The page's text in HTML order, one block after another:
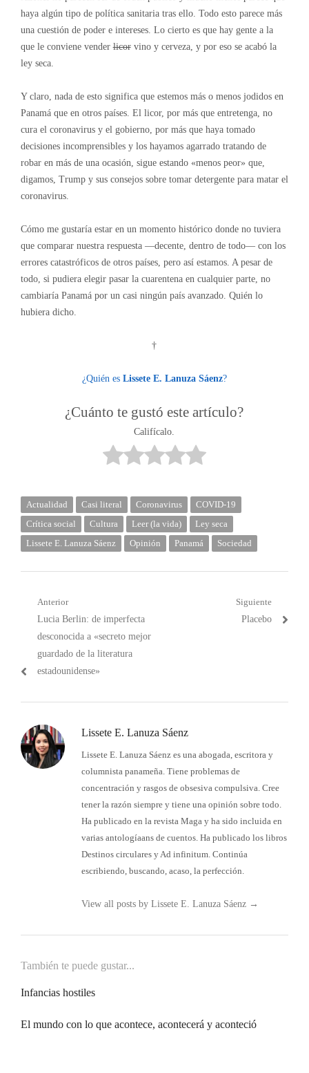
haya algún tipo de política sanitaria tras ello. Todo esto parece más
una cuestión de poder e intereses. Lo cierto es que hay gente a la
que le conviene venderlicorvino y cerveza, y por eso se acabó la
ley seca.
Y claro, nada de esto significa que estemos más o menos jodidos en
Panamá que en otros países. El licor, por más que entretenga, no
cura el coronavirus y el gobierno, por más que haya tomado
decisiones incomprensibles y los hayamos agarrado tratando de
robar en más de una ocasión, sigue estando «menos peor» que,
digamos, Trump y sus consejos sobre tomar detergente para matar el
coronavirus.
Cómo me gustaría estar en un momento histórico donde no tuviera
que comparar nuestra respuesta —decente, dentro de todo— con los
errores catastróficos de otros países, pero así estamos. A pesar de
todo, si pudiera elegir pasar la cuarentena en cualquier parte, no
cambiaría Panamá por un casi ningún país avanzado. Quién lo
hubiera dicho.
†
¿Quién es Lissete E. Lanuza Sáenz?
¿Cuánto te gustó este artículo?
Califícalo.
Actualidad Casi literal Coronavirus
COVID-19
Crítica social
Cultura Leer (la vida)
Ley seca
Lissete E. Lanuza Sáenz
Opinión Panamá Sociedad
Navegación
entradas
Anterior
Post
anterior:
Lucia Berlin: de imperfecta
desconocida a «secreto mejor
guardado de la literatura
estadounidense»
Siguiente
Próximo
Placebo
Lissete E. Lanuza Sáenz
Lissete E. Lanuza Sáenz es una abogada, escritora y
columnista panameña. Tiene problemas de
concentración y rasgos de obsesiva compulsiva. Cree
tener la razón siempre y tiene una opinión sobre todo.
Ha publicado en la revista Maga y ha sido incluida en
varias antologíaans de cuentos. Ha publicado los libros
Destinos circulares y Ad infinitum. Continúa
escribiendo, buscando, acaso, la perfección.
View all posts by Lissete E. Lanuza Sáenz →
También te puede gustar...
Infancias hostiles
El mundo con lo que acontece, acontecerá y aconteció